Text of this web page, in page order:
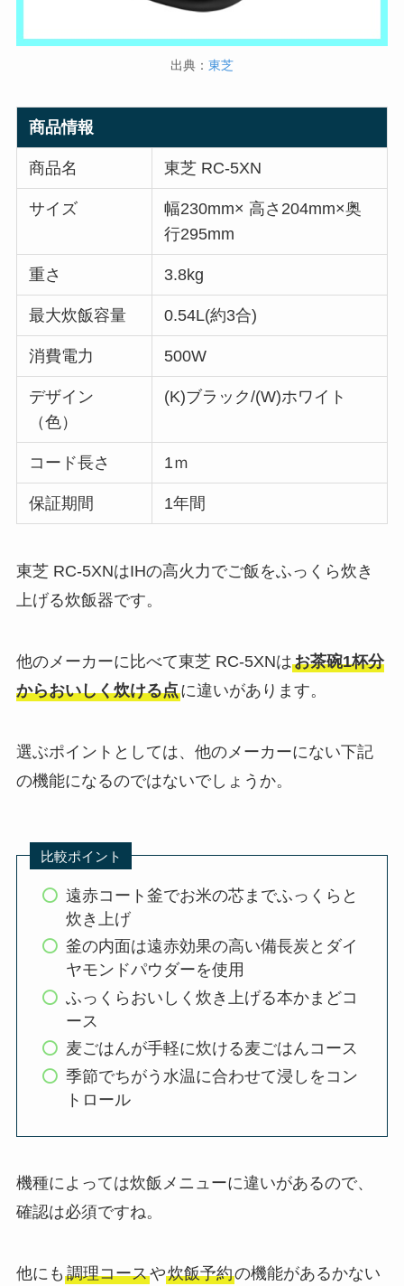
出典： 東芝
商品情報
商品名 東芝 RC-5XN
サイズ
幅230mm× 高さ204mm×奥
行295mm
重さ 3.8kg
最大炊飯容量 0.54L(約3合)
消費電力 500W
デザイン
（色）
(K)ブラック/(W)ホワイト
コード長さ 1ｍ
保証期間 1年間
東芝 RC-5XNはIHの高火力でご飯をふっくら炊き
上げる炊飯器です。
他のメーカーに比べて東芝 RC-5XNはお茶碗1杯分
からおいしく炊ける点に違いがあります。
選ぶポイントとしては、他のメーカーにない下記
の機能になるのではないでしょうか。
比較ポイント
遠赤コート釜でお米の芯までふっくらと
炊き上げ
釜の内面は遠赤効果の高い備長炭とダイ
ヤモンドパウダーを使用
ふっくらおいしく炊き上げる本かまどコ
ース
麦ごはんが手軽に炊ける麦ごはんコース
季節でちがう水温に合わせて浸しをコン
トロール
機種によっては炊飯メニューに違いがあるので、
確認は必須ですね。
他にも 調理コースや炊飯予約の機能があるかない